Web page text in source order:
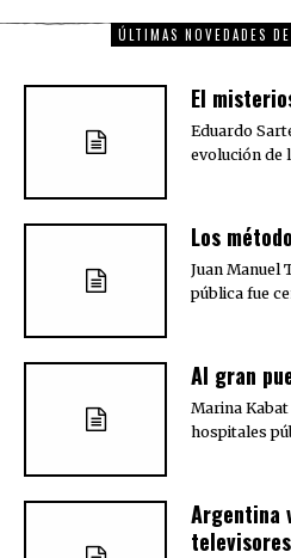
ÚLTIMAS NOVEDADES
El
Eduardo
evolución de
Los
Juan Manuel
pública fue
Al gran
Marina
hospitales
Argentina